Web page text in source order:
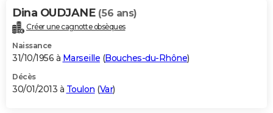
Dina OUDJANE (56 ans)
Créer une cagnotte obsèques
Naissance
31/10/1956 à Marseille (Bouches-du-Rhône)
Décès
30/01/2013 à Toulon (Var)